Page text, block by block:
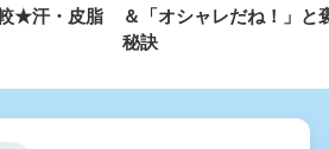
★汗・皮脂
＆「オシャレだね！」と
秘訣